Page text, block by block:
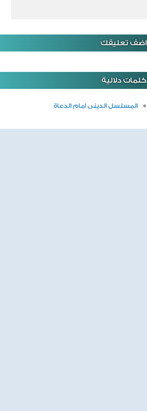
اضف تعليقك
كلمات دلالية
المسلسل الدينى امام الدعاة